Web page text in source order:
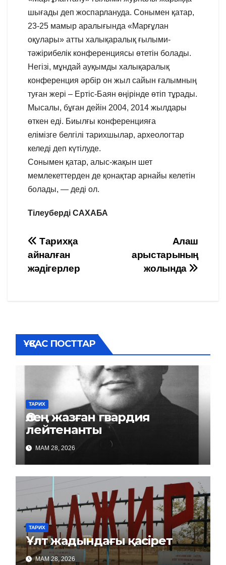
шығады деп жоспарлануда. Сонымен қатар,
23-25 мамыр аралығында «Марғұлан
оқулары» атты халықаралық ғылыми-
тәжірибелік конференциясы өтетін болады.
Негізі, мұндай ауқымды халықаралық
конференция әрбір он жыл сайын ғалымның
туған жері – Ертіс-Баян өңірінде өтіп тұрады.
Мысалы, бұған дейін 2004, 2014 жылдары
өткен еді. Биылғы конференцияға
елімізге белгілі тарихшылар, археологтар
келеді деп күтілуде.
Сонымен қатар, алыс-жақын шет
мемлекеттерден де қонақтар арнайы келетін
болады, — деді ол.
Тілеуберді САХАБА
Навигация
по
Алаш
арыстарының
жолында
Тарихқа
айналған
жәдігерлер
ҰҚСАС ПОСТТАР
ТАРИХ
Өлең жазған гвардия
лейтенанты
МАМ 28, 2026
ТАРИХ
Ұлт жадындағы қасірет
МАМ 28, 2026